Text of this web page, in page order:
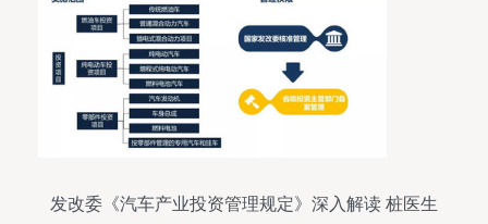
发改委《汽车产业投资管理规定》深入解读 桩医生